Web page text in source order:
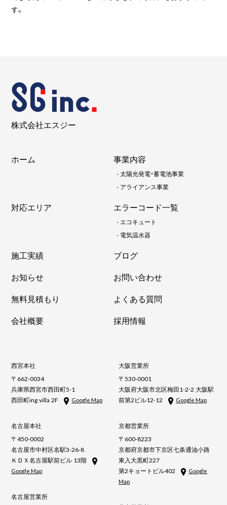
す。
株式会社エスジー
ホーム 事業内容
-太陽光発電・蓄電池事業
- アライアンス事業
対応エリア エラーコード一覧
-エコキュート
- 電気温水器
施工実績
ブログ
お知らせ
お問い合わせ
無料見積もり
よくある質問
会社概要
採用情報
西宮本社
〒662-0034
兵庫県西宮市西田町5-1
西田町ing villa 2F
Google Map
名古屋本社
〒450-0002
名古屋市中村区名駅3-26-8
ＫＤＸ名古屋駅前ビル 13階
Google Map
名古屋営業所
大阪営業所
〒530-0001
大阪府大阪市北区梅田1-2-2 大阪駅
前第2ビル12-12
Google Map
京都営業所
〒600-8223
京都府京都市下京区七条通油小路
東入大黒町227
第2キョートビル402
Google
Map